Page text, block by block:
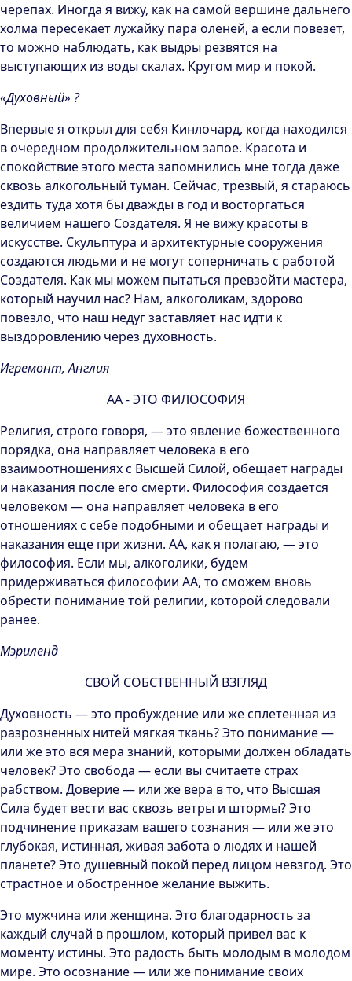
черепах. Иногда я вижу, как на самой вершине дальнего
холма пересекает лужайку пара оленей, а если повезет,
то можно наблюдать, как выдры резвятся на
выступающих из воды скалах. Кругом мир и покой.
«Духовный» ?
Впервые я открыл для себя Кинлочард, когда находился
в очередном продолжительном запое. Красота и
спокойствие этого места запомнились мне тогда даже
сквозь алкогольный туман. Сейчас, трезвый, я стараюсь
ездить туда хотя бы дважды в год и восторгаться
величием нашего Создателя. Я не вижу красоты в
искусстве. Скульптура и архитектурные сооружения
создаются людьми и не могут соперничать с работой
Создателя. Как мы можем пытаться превзойти мастера,
который научил нас? Нам, алкоголикам, здорово
повезло, что наш недуг заставляет нас идти к
выздоровлению через духовность.
Игремонт, Англия
АА - ЭТО ФИЛОСОФИЯ
Религия, строго говоря, — это явление божественного
порядка, она направляет человека в его
взаимоотношениях с Высшей Силой, обещает награды
и наказания после его смерти. Философия создается
человеком — она направляет человека в его
отношениях с себе подобными и обещает награды и
наказания еще при жизни. АА, как я полагаю, — это
философия. Если мы, алкоголики, будем
придерживаться философии АА, то сможем вновь
обрести понимание той религии, которой следовали
ранее.
Мэриленд
СВОЙ СОБСТВЕННЫЙ ВЗГЛЯД
Духовность — это пробуждение или же сплетенная из
разрозненных нитей мягкая ткань? Это понимание —
или же это вся мера знаний, которыми должен обладать
человек? Это свобода — если вы считаете страх
рабством. Доверие — или же вера в то, что Высшая
Сила будет вести вас сквозь ветры и штормы? Это
подчинение приказам вашего сознания — или же это
глубокая, истинная, живая забота о людях и нашей
планете? Это душевный покой перед лицом невзгод. Это
страстное и обостренное желание выжить.
Это мужчина или женщина. Это благодарность за
каждый случай в прошлом, который привел вас к
моменту истины. Это радость быть молодым в молодом
мире. Это осознание — или же понимание своих